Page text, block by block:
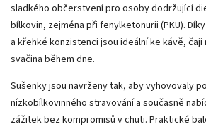
sladkého občerstvení pro osoby dodržující
bílkovin, zejména při fenylketonurii (PKU).
a křehké konzistenci jsou ideální ke kávě, čaji
svačina během dne.
Sušenky jsou navrženy tak, aby vyhovovaly
nízkobílkovinného stravování a současně
zážitek bez kompromisů v chuti. Praktické